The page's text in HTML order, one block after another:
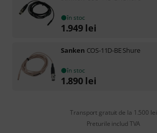
în stoc
1.949 lei
Sanken COS-11D-BE Shure
în stoc
1.890 lei
Transport gratuit de la 1.500 lei
Preturile includ TVA